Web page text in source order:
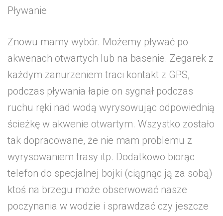
Pływanie
Znowu mamy wybór. Możemy pływać po
akwenach otwartych lub na basenie. Zegarek z
każdym zanurzeniem traci kontakt z GPS,
podczas pływania łapie on sygnał podczas
ruchu ręki nad wodą wyrysowując odpowiednią
ścieżkę w akwenie otwartym. Wszystko zostało
tak dopracowane, że nie mam problemu z
wyrysowaniem trasy itp. Dodatkowo biorąc
telefon do specjalnej bojki (ciągnąc ją za sobą)
ktoś na brzegu może obserwować nasze
poczynania w wodzie i sprawdzać czy jeszcze